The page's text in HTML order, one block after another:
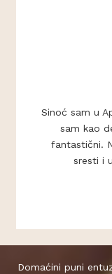
Sinoć sam u
sam kao
fantastični.
sresti i
Domaćini puni